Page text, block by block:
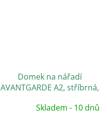
Domek na nářadí
AVANTGARDE A2, stříbrná,
Skladem - 10 dnů